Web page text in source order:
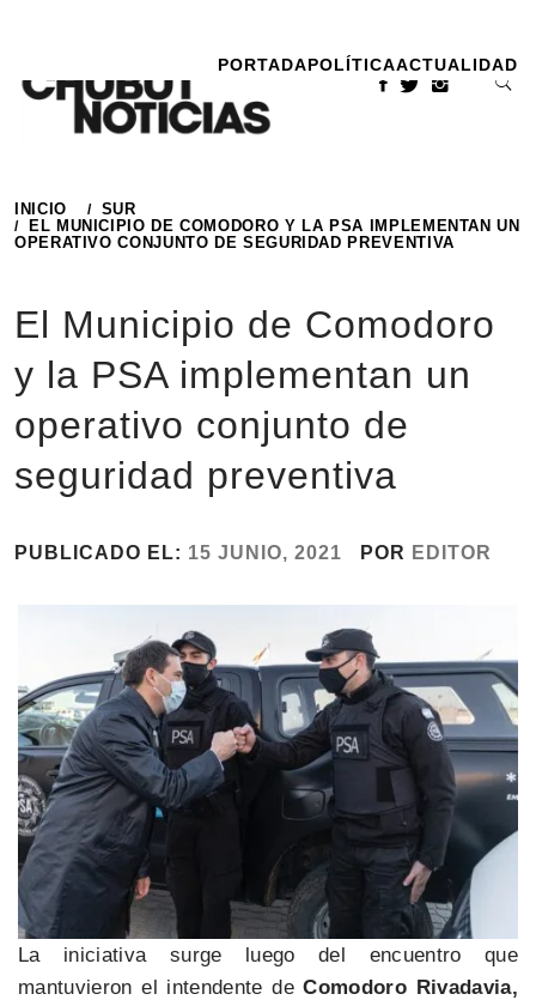
contenido
PORTADAPOLÍTICAACTUALIDAD
INICIO
SUR
EL MUNICIPIO DE COMODORO Y LA PSA IMPLEMENTAN UN
OPERATIVO CONJUNTO DE SEGURIDAD PREVENTIVA
El Municipio de Comodoro
y la PSA implementan un
operativo conjunto de
seguridad preventiva
PUBLICADO EL: 15 JUNIO, 2021 POR EDITOR
La iniciativa surge luego del encuentro que
mantuvieron el intendente deComodoro Rivadavia,